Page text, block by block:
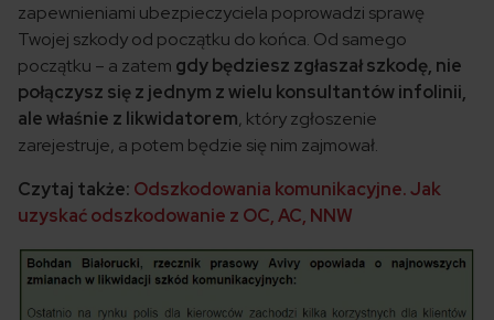
zapewnieniami ubezpieczyciela poprowadzi sprawę
Twojej szkody od początku do końca. Od samego
początku – a zatem gdy będziesz zgłaszał szkodę, nie
połączysz się z jednym z wielu konsultantów infolinii,
ale właśnie z likwidatorem, który zgłoszenie
zarejestruje, a potem będzie się nim zajmował.
Czytaj także: Odszkodowania komunikacyjne. Jak
uzyskać odszkodowanie z OC, AC, NNW